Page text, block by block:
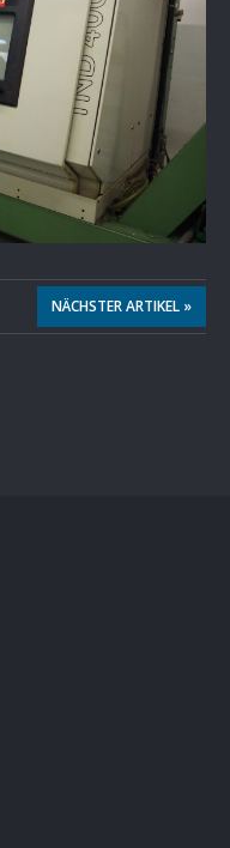
NÄCHSTER ARTIKEL »